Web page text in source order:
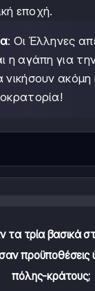
εποχή.
: Οι Έλληνες
η αγάπη για
ακόμη
τα τρία βασικά
προϋποθέσεις
πόλης-κράτους;